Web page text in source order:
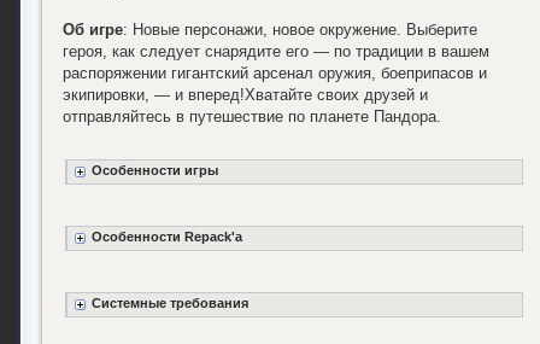
Об игре: Новые персонажи, новое окружение. Выберите
героя, как следует снарядите его — по традиции в вашем
распоряжении гигантский арсенал оружия, боеприпасов и
экипировки, — и вперед!Хватайте своих друзей и
отправляйтесь в путешествие по планете Пандора.
Особенности игры
Особенности Repack'а
Системные требования